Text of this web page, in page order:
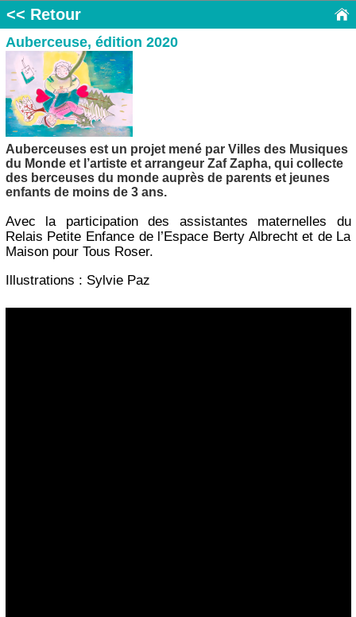
<< Retour
Auberceuse, édition 2020
Auberceuses est un projet mené par Villes des Musiques
du Monde et l’artiste et arrangeur Zaf Zapha, qui collecte
des berceuses du monde auprès de parents et jeunes
enfants de moins de 3 ans.
Avec la participation des assistantes maternelles du
Relais Petite Enfance de l’Espace Berty Albrecht et de La
Maison pour Tous Roser.
Illustrations : Sylvie Paz